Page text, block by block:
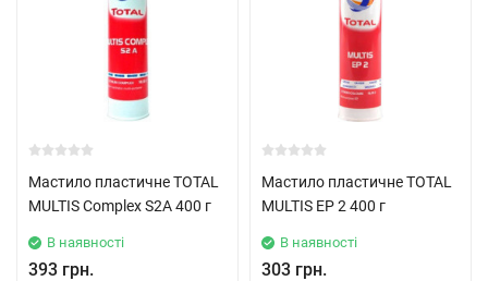
Мастило пластичне TOTAL
MULTIS Complex S2A 400 г
В наявності
393 грн.
Мастило пластичне TOTAL
MULTIS EP 2 400 г
В наявності
303 грн.